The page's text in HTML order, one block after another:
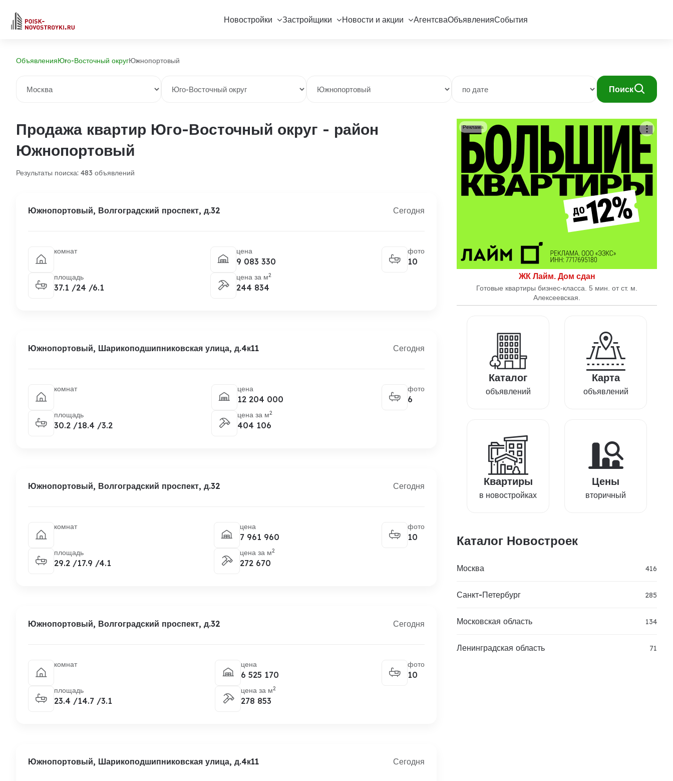
Новостройки Застройщики Новости и акции АгентсваОбъявленияСобытия
ОбъявленияЮго-Восточный округЮжнопортовый
Поиск
Продажа квартир Юго-Восточный округ - район
Южнопортовый
Результаты поиска: 483 объявлений
Южнопортовый, Волгоградский проспект, д.32 Сегодня
комнат
площадь
37.1 /24 /6.1
цена
9 083 330
цена за м2
244 834
фото
10
Южнопортовый, Шарикоподшипниковская улица, д.4к11 Сегодня
комнат
площадь
30.2 /18.4 /3.2
цена
12 204 000
цена за м2
404 106
фото
6
Южнопортовый, Волгоградский проспект, д.32 Сегодня
комнат
площадь
29.2 /17.9 /4.1
цена
7 961 960
цена за м2
272 670
фото
10
Южнопортовый, Волгоградский проспект, д.32 Сегодня
комнат
площадь
23.4 /14.7 /3.1
цена
6 525 170
цена за м2
278 853
фото
10
Южнопортовый, Шарикоподшипниковская улица, д.4к11 Сегодня
ЖК Лайм. Дом сдан
Готовые квартиры бизнес-класса. 5 мин. от ст. м.
Алексеевская.
Реклама
Каталог
объявлений
Карта
объявлений
Квартиры
в новостройках
Цены
вторичный
Каталог Новостроек
Москва 416
Санкт-Петербург 285
Московская область 134
Ленинградская область 71